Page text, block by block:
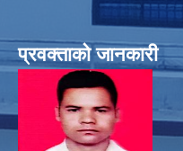
प्रवक्ताको जानकारी